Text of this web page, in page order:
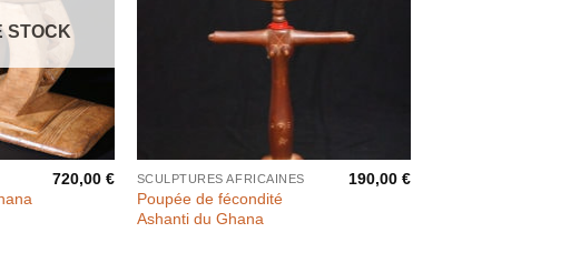
STOCK
720,00 € SCULPTURES AFRICAINES
Poupée de fécondité
Ashanti du Ghana
190,00€